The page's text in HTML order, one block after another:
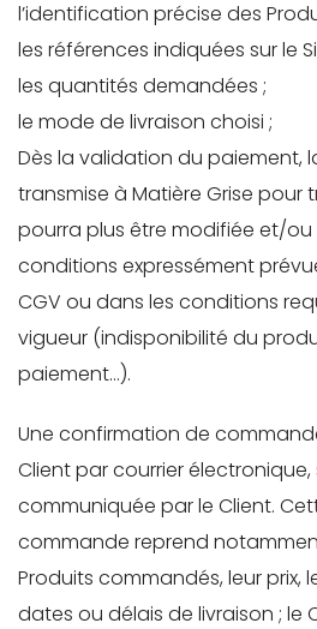
l’identification précise des
les références indiquées sur le
les quantités demandées ;
le mode de livraison choisi ;
Dès la validation du paiement,
transmise à Matière Grise pour
pourra plus être modifiée et/
conditions expressément
CGV ou dans les conditions
vigueur (indisponibilité du
paiement…).
Une confirmation de
Client par courrier électronique,
communiquée par le Client.
commande reprend
Produits commandés, leur prix,
dates ou délais de livraison ; le